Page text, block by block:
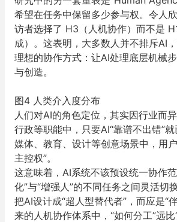
希望在任务中保留多少参与权。令人
访者选择了 H3（人机协作）而不是
成）。这表明， 大多数人并不排斥AI
理想的协作方式：让AI处理底层机械
与创造。
图4 人类介入度分布
人们对AI的角色定位，其实因行业而异
行政等职能中，只要AI“靠谱不出错”
媒体、教育、设计等创意场景中，用
主控权”。
这意味着，AI系统不该预设统一协作
化”与“增强人”的不同任务之间灵活切换
把AI设计成“超人型替代者”，而应是“
来的人机协作体系中，“如何分工”远比